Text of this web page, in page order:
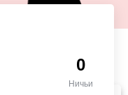
0
Ничьи